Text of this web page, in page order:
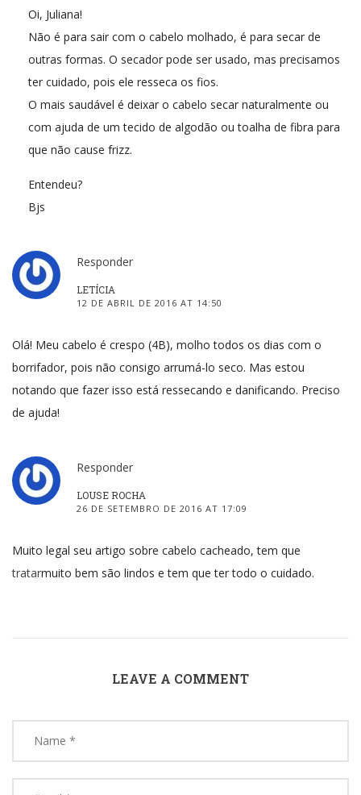
Oi, Juliana!
Não é para sair com o cabelo molhado, é para secar de
outras formas. O secador pode ser usado, mas precisamos
ter cuidado, pois ele resseca os fios.
O mais saudável é deixar o cabelo secar naturalmente ou
com ajuda de um tecido de algodão ou toalha de fibra para
que não cause frizz.
Entendeu?
Bjs
Responder
LETÍCIA
12 DE ABRIL DE 2016 AT 14:50
Olá! Meu cabelo é crespo (4B), molho todos os dias com o
borrifador, pois não consigo arrumá-lo seco. Mas estou
notando que fazer isso está ressecando e danificando. Preciso
de ajuda!
Responder
LOUSE ROCHA
26 DE SETEMBRO DE 2016 AT 17:09
Muito legal seu artigo sobre cabelo cacheado, tem que
tratarmuito bem são lindos e tem que ter todo o cuidado.
LEAVE A COMMENT